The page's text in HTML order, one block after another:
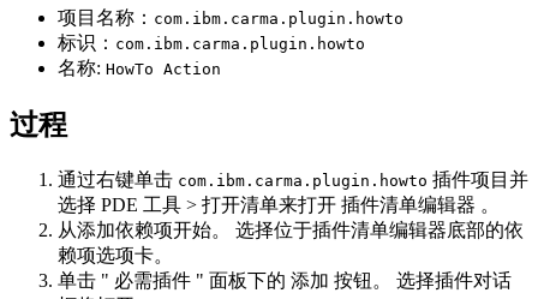
项目名称 ： com.ibm.carma.plugin.howto
标识 ： com.ibm.carma.plugin.howto
名称: HowTo Action
过程
通过右键单击 com.ibm.carma.plugin.howto 插件项目并
选择 PDE 工具 > 打开清单来打开 插件清单编辑器 。
从添加依赖项开始。 选择位于插件清单编辑器底部的依
赖项选项卡。
单击 " 必需插件 " 面板下的 添加 按钮。 选择插件对话